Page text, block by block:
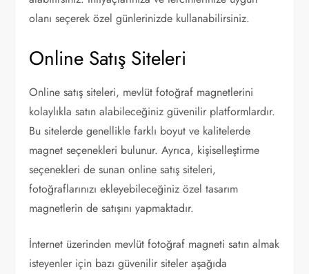
olanı seçerek özel günlerinizde kullanabilirsiniz.
Online Satış Siteleri
Online satış siteleri, mevlüt fotoğraf magnetlerini
kolaylıkla satın alabileceğiniz güvenilir platformlardır.
Bu sitelerde genellikle farklı boyut ve kalitelerde
magnet seçenekleri bulunur. Ayrıca, kişiselleştirme
seçenekleri de sunan online satış siteleri,
fotoğraflarınızı ekleyebileceğiniz özel tasarım
magnetlerin de satışını yapmaktadır.
İnternet üzerinden mevlüt fotoğraf magneti satın almak
isteyenler için bazı güvenilir siteler aşağıda